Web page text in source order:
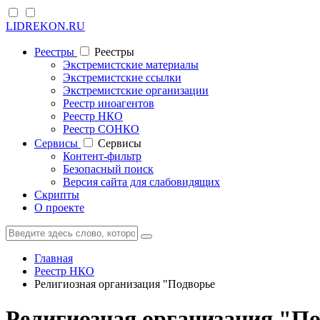
LIDREKON.RU
Реестры
Реестры
Экстремистские материалы
Экстремистские ссылки
Экстремистские организации
Реестр иноагентов
Реестр НКО
Реестр СОНКО
Cервисы
Cервисы
Контент-фильтр
Безопасный поиск
Версия сайта для слабовидящих
Скрипты
О проекте
Главная
Реестр НКО
Религиозная организация "Подворье